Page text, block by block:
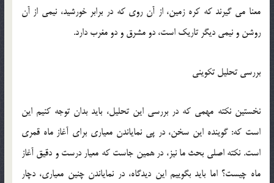
معنا مي گيرند كه كره زمين، از آن روي كه در برابر خورشيد، نيمي از آن
روشن و نيمي ديگر تاريك است، دو مشرق و دو مغرب دارد.
بررسي تحليل تكويني
نخستين نكته مهمي كه در بررسي اين تحليل، بايد بدان توجه كنيم اين
است كه: گوينده اين سخن، در پي نماياندن معياري براي آغاز ماه قمري
است. نكته اصلي بحث ما نيز، در همين جاست كه معيار درست و دقيق آغاز
ماه چيست؟ اما بايد بگوييم اين ديدگاه، در نماياندن چنين معياري، دچار